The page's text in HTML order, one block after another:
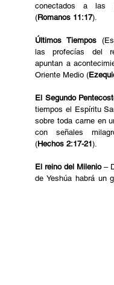
conectados a
(Romanos 11:17).
Últimos Tiempos
las profecías del
apuntan a
Oriente Medio (
El Segundo
tiempos el Espíritu
sobre toda carne en
con señales
(Hechos 2:17-21).
El reino del Milenio –
de Yeshúa habrá un